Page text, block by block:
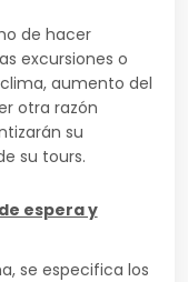
de hacer
excursiones o
aumento del
otra razón
su
su tours.
espera y
se especifica los